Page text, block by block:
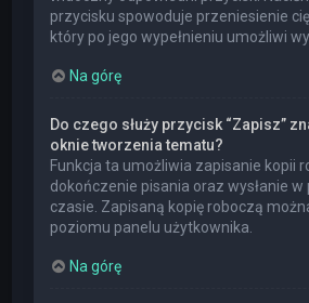
przycisku spowoduje przeniesienie
który po jego wypełnieniu umożliwi
Na górę
Do czego służy przycisk “Zapisz”
oknie tworzenia tematu?
Funkcja ta umożliwia zapisanie kopii
dokończenie pisania oraz wysłanie
czasie. Zapisaną kopię roboczą
poziomu panelu użytkownika.
Na górę